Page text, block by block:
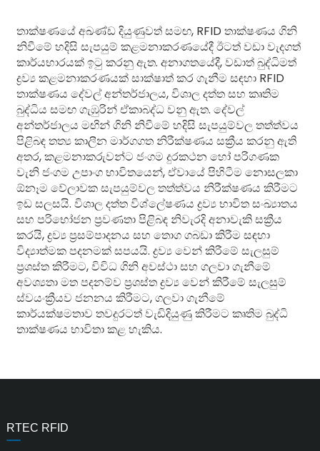
තාක්ෂණයේ අඛණ්ඩ දියුණුවත් සමඟ, RFID තාක්ෂණය ගිනි
නිවීමේ හදිසි සැපයුම් කළමනාකරණයේදී ඊටත් වඩා වැදගත්
කාර්යභාරයක් ඉටු කරනු ඇත. අනාගතයේදී, වඩාත් බුද්ධිමත්
ද්‍රව්‍ය කළමනාකරණයක් සාක්ෂාත් කර ගැනීම සඳහා RFID
තාක්ෂණය දේවල් අන්තර්ජාලය, විශාල දත්ත සහ කෘතිම
බුද්ධිය සමඟ ගැඹුරින් ඒකාබද්ධ වනු ඇත. දේවල්
අන්තර්ජාලය මඟින් ගිනි නිවීමේ හදිසි සැපයුම්වල තත්ත්වය
පිළිබඳ තත්‍ය කාලීන මාර්ගගත නිරීක්ෂණය සක්‍රීය කරනු ඇති
අතර, කළමනාකරුවන්ට ජංගම දුරකථන හෝ පරිගණක
වැනි ජංගම උපාංග භාවිතයෙන්, ඒවායේ පිහිටීම නොසලකා
ඕනෑම වේලාවක සැපයුම්වල තත්ත්වය නිරීක්ෂණය කිරීමට
ඉඩ සලසයි. විශාල දත්ත විශ්ලේෂණය ද්‍රව්‍ය භාවිත සංඛ්‍යාතය
සහ පරිභෝජන ප්‍රවණතා පිළිබඳ නිවැරදි අනාවැකි සක්‍රීය
කරයි, ද්‍රව්‍ය ප්‍රසම්පාදනය සහ තොග ගබඩා කිරීම සඳහා
විද්‍යාත්මක පදනමක් සපයයි. ද්‍රව්‍ය වෙන් කිරීමේ සැලසුම්
ප්‍රශස්ත කිරීමට, විවිධ ගිනි අවස්ථා සහ ගලවා ගැනීමේ
අවශ්‍යතා මත පදනම්ව ප්‍රශස්ත ද්‍රව්‍ය වෙන් කිරීමේ සැලසුම්
ස්වයංක්‍රීයව ජනනය කිරීමට, ගලවා ගැනීමේ
කාර්යක්ෂමතාව තවදුරටත් වැඩිදියුණු කිරීමට කෘතිම බුද්ධි
තාක්ෂණය භාවිතා කළ හැකිය.
RTEC RFID